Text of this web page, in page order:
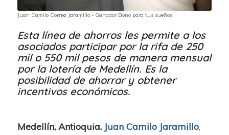
Juan Camilo Correa Jaramillo - Ganador Bono para tus sueños
Esta línea de ahorros les permite a los
asociados participar por la rifa de 250
mil o 550 mil pesos de manera mensual
por la lotería de Medellín. Es la
posibilidad de ahorrar y obtener
incentivos económicos.
Medellín, Antioquia. Juan Camilo Jaramillo,